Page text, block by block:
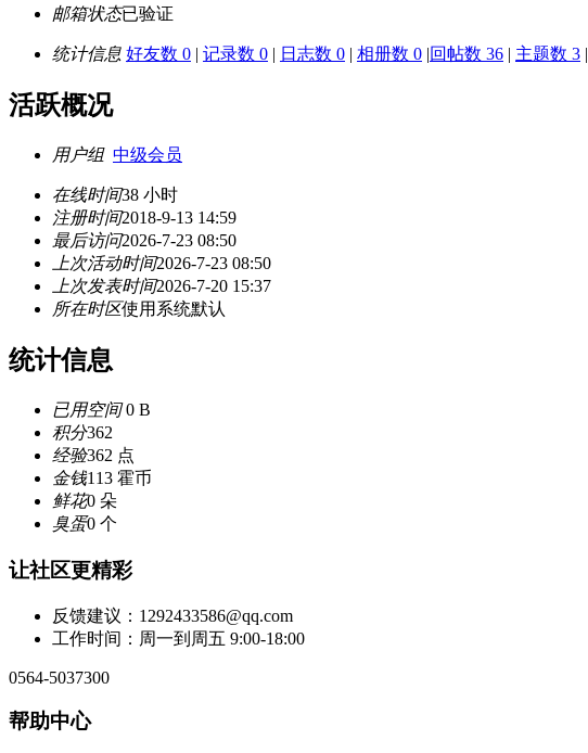
邮箱状态已验证
统计信息 好友数 0 | 记录数 0 | 日志数 0 | 相册数 0 |回帖数 36 | 主题数 3 |
活跃概况
用户组 中级会员
在线时间38 小时
注册时间2018-9-13 14:59
最后访问2026-7-23 08:50
上次活动时间2026-7-23 08:50
上次发表时间2026-7-20 15:37
所在时区使用系统默认
统计信息
已用空间0 B
积分362
经验362 点
金钱113 霍币
鲜花0 朵
臭蛋0 个
让社区更精彩
反馈建议：1292433586@qq.com
工作时间：周一到周五 9:00-18:00
0564-5037300
帮助中心